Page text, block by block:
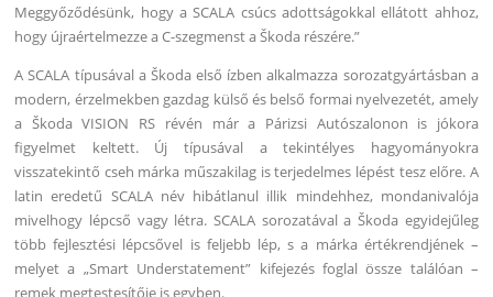
Meggyőződésünk, hogy a SCALA csúcs adottságokkal ellátott ahhoz,
hogy újraértelmezze a C-szegmenst a Škoda részére.”
A SCALA típusával a Škoda első ízben alkalmazza sorozatgyártásban a
modern, érzelmekben gazdag külső és belső formai nyelvezetét, amely
a Škoda VISION RS révén már a Párizsi Autószalonon is jókora
figyelmet keltett. Új típusával a tekintélyes hagyományokra
visszatekintő cseh márka műszakilag is terjedelmes lépést tesz előre. A
latin eredetű SCALA név hibátlanul illik mindehhez, mondanivalója
mivelhogy lépcső vagy létra. SCALA sorozatával a Škoda egyidejűleg
több fejlesztési lépcsővel is feljebb lép, s a márka értékrendjének –
melyet a „Smart Understatement” kifejezés foglal össze találóan –